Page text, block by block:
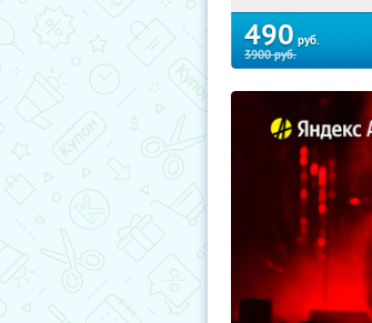
490 руб.
3900руб.